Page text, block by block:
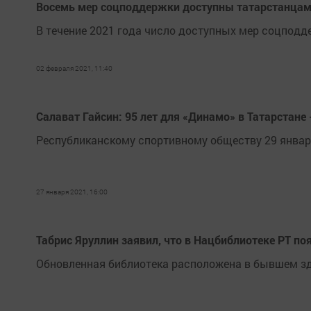
Восемь мер соцподдержки доступны
В течение 2021 года число доступных мер
02 февраля 2021, 11:40
Салават Гайсин: 95 лет для «Динамо» в
Республиканскому спортивному обществу 29
27 января 2021, 16:00
Табрис Яруллин заявил, что в Нацбиблиотеке РТ
Обновленная библиотека расположена в бывшем